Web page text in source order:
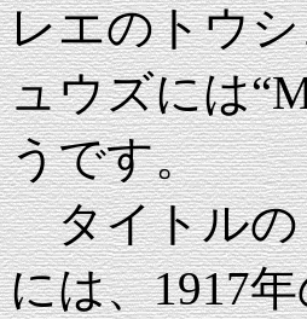
レエのトウ
ュウズには
うです。
タイトルの
には、1917